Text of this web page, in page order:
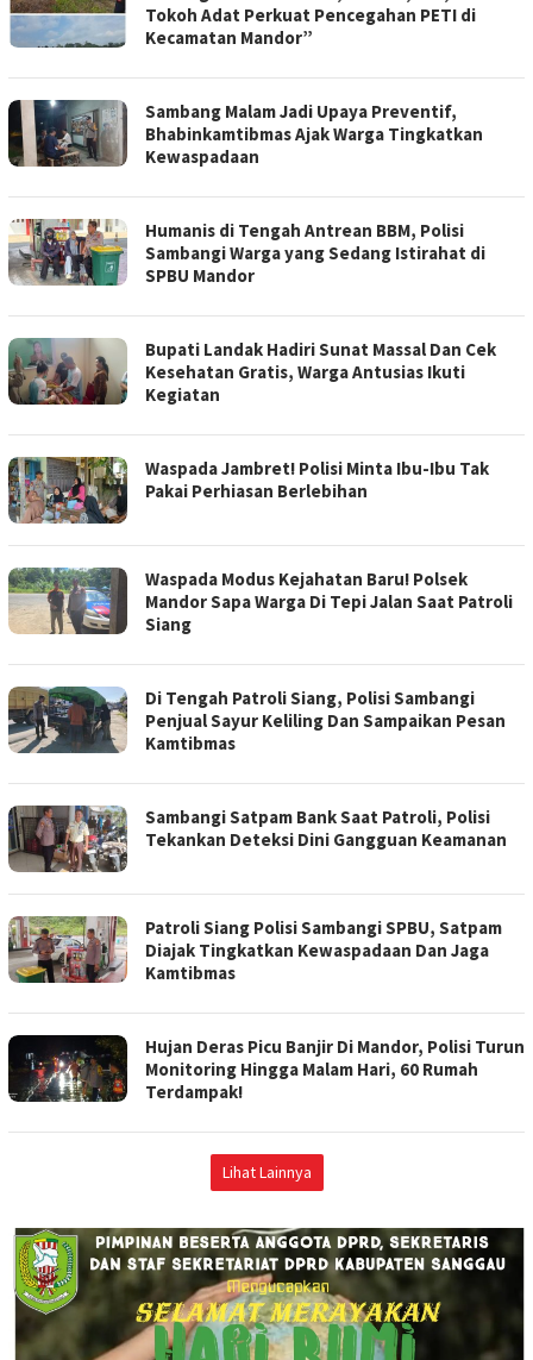
Tokoh Adat Perkuat Pencegahan PETI di
Kecamatan Mandor”
Sambang Malam Jadi Upaya Preventif,
Bhabinkamtibmas Ajak Warga Tingkatkan
Kewaspadaan
Humanis di Tengah Antrean BBM, Polisi
Sambangi Warga yang Sedang Istirahat di
SPBU Mandor
Bupati Landak Hadiri Sunat Massal Dan Cek
Kesehatan Gratis, Warga Antusias Ikuti
Kegiatan
Waspada Jambret! Polisi Minta Ibu-Ibu Tak
Pakai Perhiasan Berlebihan
Waspada Modus Kejahatan Baru! Polsek
Mandor Sapa Warga Di Tepi Jalan Saat Patroli
Siang
Di Tengah Patroli Siang, Polisi Sambangi
Penjual Sayur Keliling Dan Sampaikan Pesan
Kamtibmas
Sambangi Satpam Bank Saat Patroli, Polisi
Tekankan Deteksi Dini Gangguan Keamanan
Patroli Siang Polisi Sambangi SPBU, Satpam
Diajak Tingkatkan Kewaspadaan Dan Jaga
Kamtibmas
Hujan Deras Picu Banjir Di Mandor, Polisi Turun
Monitoring Hingga Malam Hari, 60 Rumah
Terdampak!
Lihat Lainnya